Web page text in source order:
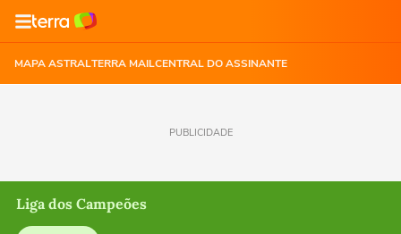
MAPA ASTRALTERRA MAILCENTRAL DO ASSINANTE
PUBLICIDADE
Liga dos Campeões